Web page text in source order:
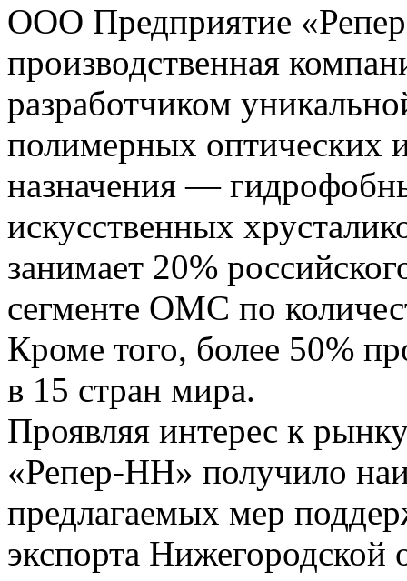
ООО Предприятие
производственная
разработчиком
полимерных оптических
назначения —
искусственных
занимает 20%
сегменте ОМС по
Кроме того, более 50%
в 15 стран мира.
Проявляя интерес к
«Репер-НН» получило
предлагаемых мер
экспорта Нижегородской